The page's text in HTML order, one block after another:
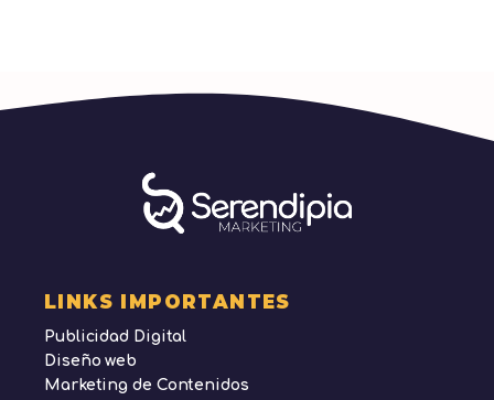
LINKS IMPORTANTES
Publicidad Digital
Diseño web
Marketing de Contenidos